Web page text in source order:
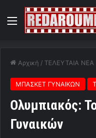
Menu
Αρχική / ΤΕΛΕΥΤΑΙΑ ΝΕΑ
ΜΠΑΣΚΕΤ ΓΥΝΑΙΚΩΝ
Ολυμπιακός:
Γυναικών